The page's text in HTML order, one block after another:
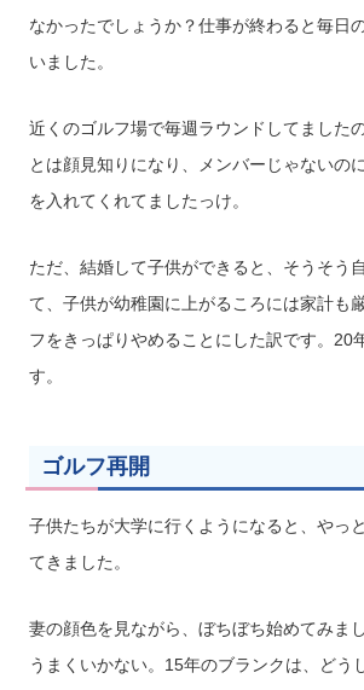
なかったでしょうか？仕事が終わると毎日
いました。
近くのゴルフ場で毎週ラウンドしてました
とは顔見知りになり、メンバーじゃないの
を入れてくれてましたっけ。
ただ、結婚して子供ができると、そうそう
て、子供が幼稚園に上がるころには家計も
フをきっぱりやめることにした訳です。20
す。
ゴルフ再開
子供たちが大学に行くようになると、やっ
てきました。
妻の顔色を見ながら、ぼちぼち始めてみま
うまくいかない。15年のブランクは、どう